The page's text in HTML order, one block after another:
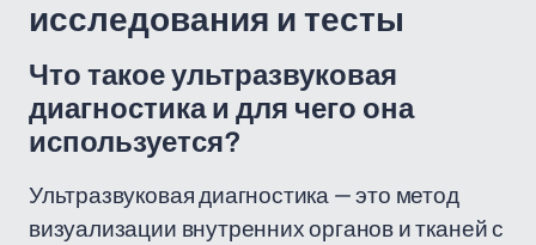
исследования и тесты
Что такое ультразвуковая
диагностика и для чего она
используется?
Ультразвуковая диагностика — это метод
визуализации внутренних органов и тканей с